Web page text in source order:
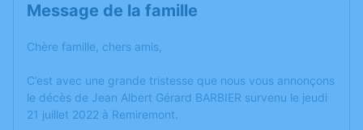
Message de la famille
Chère famille, chers amis,
C’est avec une grande tristesse que nous vous annonçons
le décès de Jean Albert Gérard BARBIER survenu le jeudi
21 juillet 2022 à Remiremont.